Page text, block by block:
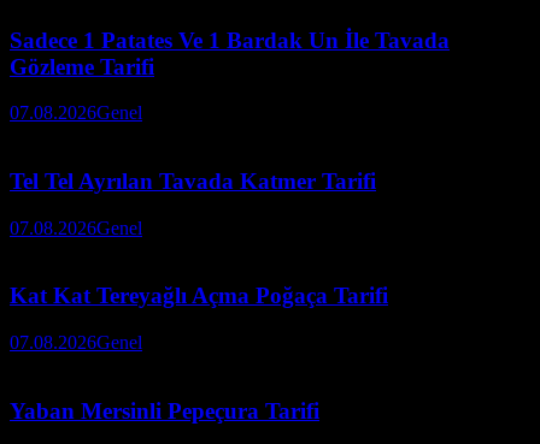
Sadece 1 Patates Ve 1 Bardak Un İle Tavada
Gözleme Tarifi
07.08.2026Genel
Tel Tel Ayrılan Tavada Katmer Tarifi
07.08.2026Genel
Kat Kat Tereyağlı Açma Poğaça Tarifi
07.08.2026Genel
Yaban Mersinli Pepeçura Tarifi